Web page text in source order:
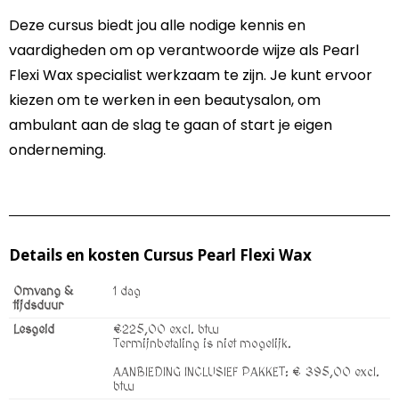
Deze cursus biedt jou alle nodige kennis en
vaardigheden om op verantwoorde wijze als Pearl
Flexi Wax specialist werkzaam te zijn. Je kunt ervoor
kiezen om te werken in een beautysalon, om
ambulant aan de slag te gaan of start je eigen
onderneming.
Details en kosten Cursus Pearl Flexi Wax
Omvang &
tijdsduur
1 dag
Lesgeld
€225,00 excl. btw
Termijnbetaling is niet mogelijk.
AANBIEDING INCLUSIEF PAKKET: € 395,00 excl.
btw